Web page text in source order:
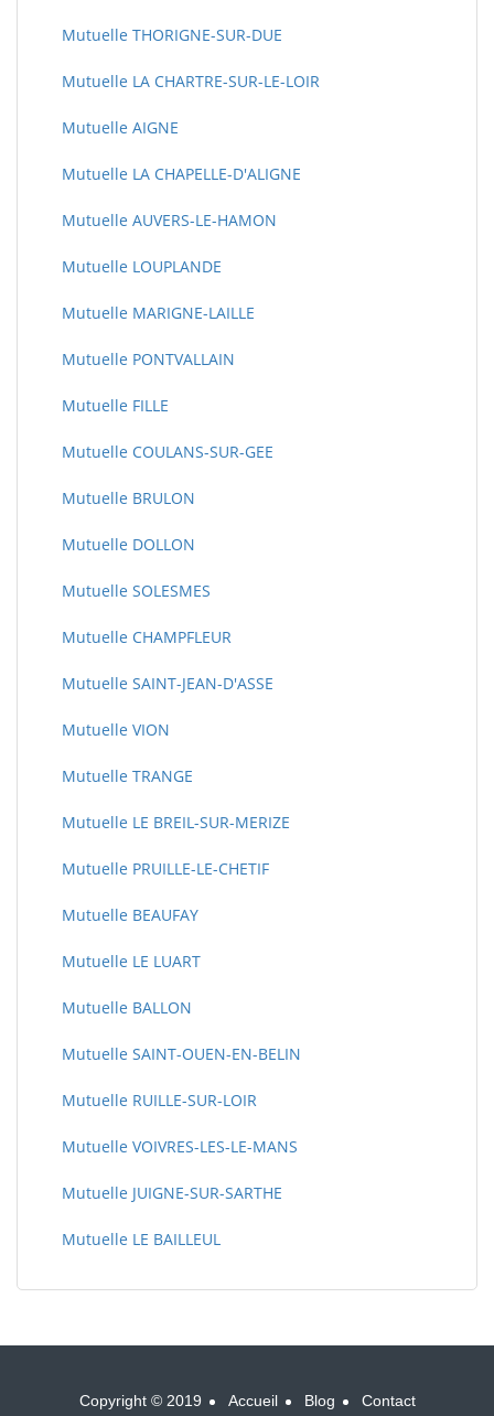
Mutuelle THORIGNE-SUR-DUE
Mutuelle LA CHARTRE-SUR-LE-LOIR
Mutuelle AIGNE
Mutuelle LA CHAPELLE-D'ALIGNE
Mutuelle AUVERS-LE-HAMON
Mutuelle LOUPLANDE
Mutuelle MARIGNE-LAILLE
Mutuelle PONTVALLAIN
Mutuelle FILLE
Mutuelle COULANS-SUR-GEE
Mutuelle BRULON
Mutuelle DOLLON
Mutuelle SOLESMES
Mutuelle CHAMPFLEUR
Mutuelle SAINT-JEAN-D'ASSE
Mutuelle VION
Mutuelle TRANGE
Mutuelle LE BREIL-SUR-MERIZE
Mutuelle PRUILLE-LE-CHETIF
Mutuelle BEAUFAY
Mutuelle LE LUART
Mutuelle BALLON
Mutuelle SAINT-OUEN-EN-BELIN
Mutuelle RUILLE-SUR-LOIR
Mutuelle VOIVRES-LES-LE-MANS
Mutuelle JUIGNE-SUR-SARTHE
Mutuelle LE BAILLEUL
Copyright © 2019 Accueil Blog Contact